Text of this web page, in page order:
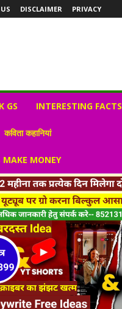
DISCLAIMER PRIVACY
GS INTERESTING FACTS
कविता कहानियां
MONEY